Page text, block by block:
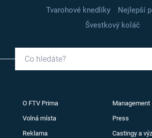
Tvarohové knedlíky
Nejlepší
Švestkový koláč
O FTV Prima Management
Volná místa Press
Reklama Castingy a